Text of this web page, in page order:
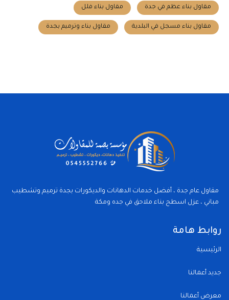
مقاول بناء عظم في جدة مقاول بناء فلل
مقاول بناء مسجل في البلدية مقاول بناء وترميم بجدة
مقاول عام جدة ، أفضل خدمات الدهانات والديكورات بجدة ترميم وتشطيب
مباني ، عزل اسطح بناء ملاحق في جده ومكة
روابط هامة
الرئيسية
جديد أعمالنا
معرض أعمالنا